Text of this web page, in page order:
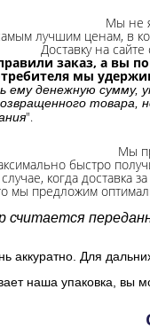
Мы не
лучшим ценам, в
Доставку на
заказ, а вы
мы
ему денежную сумму,
товара,
".
Мы
быстро
когда доставка
мы предложим
считается
аккуратно. Для
наша упаковка, вы